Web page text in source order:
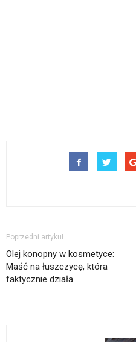
Poprzedni artykuł
Olej konopny w kosmetyce:
Maść na łuszczycę, która
faktycznie działa